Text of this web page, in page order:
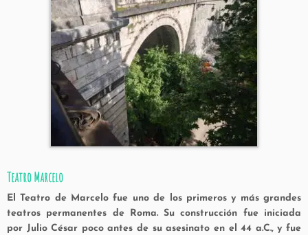
Teatro Marcelo
ElTeatro de Marcelo fue uno de los primeros y más grandes
teatros permanentes de Roma. Su construcción fue iniciada
por Julio César poco antes de su asesinato en el 44 a.C., y fue